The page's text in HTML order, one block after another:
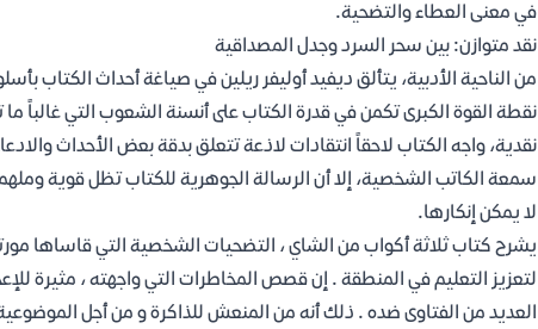
في معنى العطاء والتضحية.
نقد متوازن: بين سحر السرد وجدل المصداقية
من الناحية الأدبية، يتألق ديفيد أوليفر ريلين في صياغة أحداث الكتاب
نقطة القوة الكبرى تكمن في قدرة الكتاب على أنسنة الشعوب التي غالباً
نقدية، واجه الكتاب لاحقاً انتقادات لاذعة تتعلق بدقة بعض الأحداث
سمعة الكاتب الشخصية، إلا أن الرسالة الجوهرية للكتاب تظل قوية
لا يمكن إنكارها.
يشرح كتاب ثلاثة أكواب من الشاي ، التضحيات الشخصية التي قاساها
لتعزيز التعليم في المنطقة . إن قصص المخاطرات التي واجهته ، مثيرة
العديد من الفتاوى ضده . ذلك أنه من المنعش للذاكرة و من أجل